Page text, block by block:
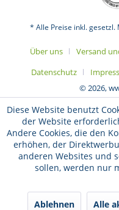
* Alle Preise inkl.
Über uns Versand
Datenschutz
© 2026,
Diese Website benutzt
der Website
Andere Cookies, die den
erhöhen, der
anderen Websites und
sollen, werden nur
Ablehnen Alle